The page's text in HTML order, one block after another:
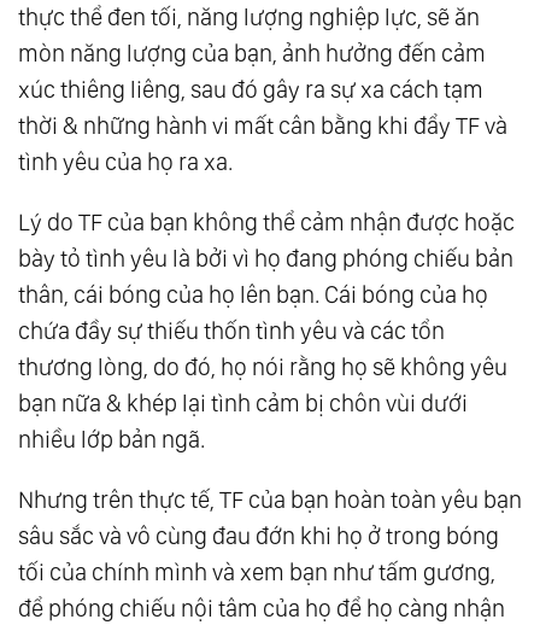
thực thể đen tối, năng lượng nghiệp lực, sẽ ăn
mòn năng lượng của bạn, ảnh hưởng đến cảm
xúc thiêng liêng, sau đó gây ra sự xa cách tạm
thời & những hành vi mất cân bằng khi đẩy TF và
tình yêu của họ ra xa.
Lý do TF của bạn không thể cảm nhận được hoặc
bày tỏ tình yêu là bởi vì họ đang phóng chiếu bản
thân, cái bóng của họ lên bạn. Cái bóng của họ
chứa đầy sự thiếu thốn tình yêu và các tổn
thương lòng, do đó, họ nói rằng họ sẽ không yêu
bạn nữa & khép lại tình cảm bị chôn vùi dưới
nhiều lớp bản ngã.
Nhưng trên thực tế, TF của bạn hoàn toàn yêu bạn
sâu sắc và vô cùng đau đớn khi họ ở trong bóng
tối của chính mình và xem bạn như tấm gương,
để phóng chiếu nội tâm của họ để họ càng nhận